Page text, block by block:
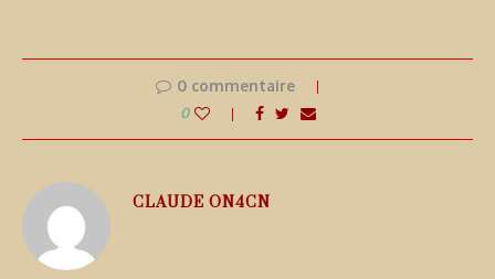
0 commentaire
0
CLAUDE ON4CN